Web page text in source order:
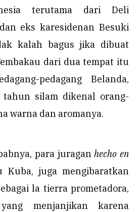
terutama dari Deli
eks karesidenan Besuki
kalah bagus jika dibuat
dari dua tempat itu
pedagang Belanda,
silam dikenal orang-
warna dan aromanya.
para juraganhecho en
Kuba, juga mengibaratkan
la tierra prometadora,
menjanjikan karena